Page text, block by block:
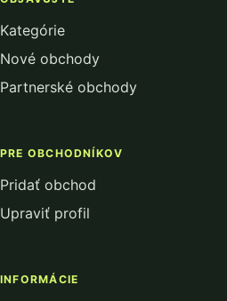
Kategórie
Nové obchody
Partnerské obchody
PRE OBCHODNÍKOV
Pridať obchod
Upraviť profil
INFORMÁCIE